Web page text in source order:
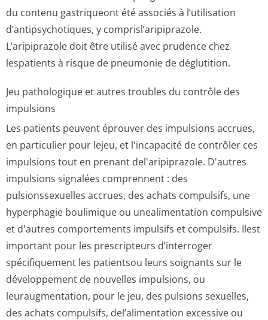
du contenu gastriqueont été associés à l’utilisation
d’antipsychotiques, y comprisl’aripi­prazole.
L’aripiprazole doit être utilisé avec prudence chez
lespatients à risque de pneumonie de déglutition.
Jeu pathologique et autres troubles du contrôle des
impulsions
Les patients peuvent éprouver des impulsions accrues,
en particulier pour lejeu, et l'incapacité de contrôler ces
impulsions tout en prenant del'aripiprazole. D'autres
impulsions signalées comprennent : des
pulsionssexuelles accrues, des achats compulsifs, une
hyperphagie boulimique ou unealimentation compulsive
et d'autres comportements impulsifs et compulsifs. Ilest
important pour les prescripteurs d’interroger
spécifiquement les patientsou leurs soignants sur le
développement de nouvelles impulsions, ou
leuraugmentation, pour le jeu, des pulsions sexuelles,
des achats compulsifs, del’alimentation excessive ou